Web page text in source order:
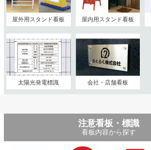
屋外用スタンド看板 屋内用スタンド看板
太陽光発電標識 会社・店舗看板
注意看板・標識
看板内容から探す